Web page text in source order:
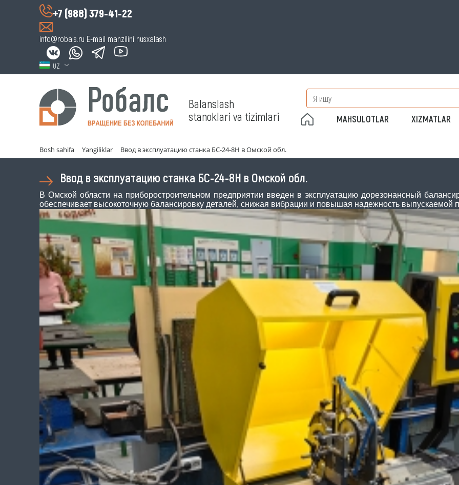
+7 (988) 379-41-22
info@robals.ru E-mail manzilini nusxalash
UZ
Balanslash
stanoklari va tizimlari
MAHSULOTLAR XIZMATLAR
Bosh sahifa Yangiliklar Ввод в эксплуатацию станка БС-24-8Н в Омской обл.
Ввод в эксплуатацию станка БС-24-8Н в Омской обл.
В Омской области на приборостроительном предприятии введен в эксплуатацию дорезонансный
обеспечивает высокоточную балансировку деталей, снижая вибрации и повышая надежность выпускаемой